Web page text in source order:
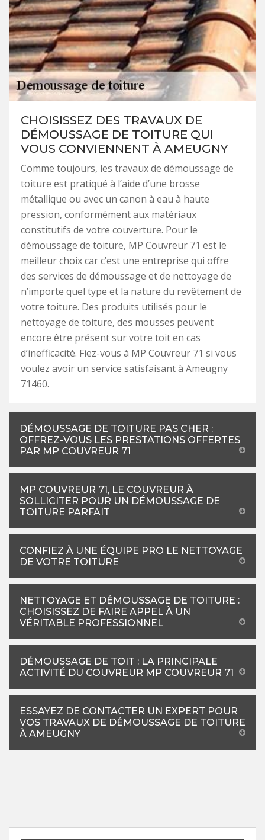
CHOISISSEZ DES TRAVAUX DE
DÉMOUSSAGE DE TOITURE QUI
VOUS CONVIENNENT À AMEUGNY
Comme toujours, les travaux de démoussage de
toiture est pratiqué à l’aide d’une brosse
métallique ou avec un canon à eau à haute
pression, conformément aux matériaux
constitutifs de votre couverture. Pour le
démoussage de toiture, MP Couvreur 71 est le
meilleur choix car c’est une entreprise qui offre
des services de démoussage et de nettoyage de
n’importe quel type et la nature du revêtement de
votre toiture. Des produits utilisés pour le
nettoyage de toiture, des mousses peuvent
encore être présent sur votre toit en cas
d’inefficacité. Fiez-vous à MP Couvreur 71 si vous
voulez avoir un service satisfaisant à Ameugny
71460.
DÉMOUSSAGE DE TOITURE PAS CHER :
OFFREZ-VOUS LES PRESTATIONS OFFERTES
PAR MP COUVREUR 71
MP COUVREUR 71, LE COUVREUR À
SOLLICITER POUR UN DÉMOUSSAGE DE
TOITURE PARFAIT
CONFIEZ À UNE ÉQUIPE PRO LE NETTOYAGE
DE VOTRE TOITURE
NETTOYAGE ET DÉMOUSSAGE DE TOITURE :
CHOISISSEZ DE FAIRE APPEL À UN
VÉRITABLE PROFESSIONNEL
DÉMOUSSAGE DE TOIT : LA PRINCIPALE
ACTIVITÉ DU COUVREUR MP COUVREUR 71
ESSAYEZ DE CONTACTER UN EXPERT POUR
VOS TRAVAUX DE DÉMOUSSAGE DE TOITURE
À AMEUGNY